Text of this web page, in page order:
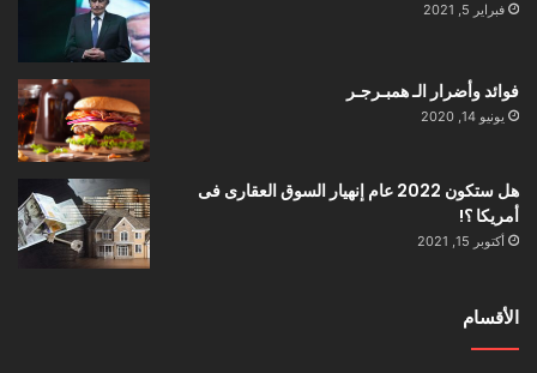
فبراير 5, 2021
فوائد وأضرار الـ همبـرجـر
يونيو 14, 2020
هل ستكون 2022 عام إنهيار السوق العقارى فى
أمريكا ؟!
أكتوبر 15, 2021
الأقسام